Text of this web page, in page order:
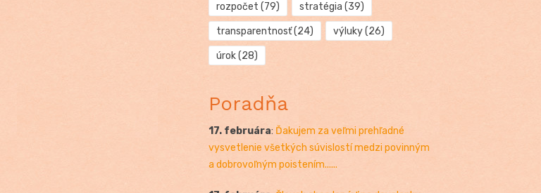
rozpočet (79) stratégia (39)
transparentnosť(24) výluky(26)
úrok(28)
Poradňa
17. februára: Ďakujem za veľmi prehľadné
vysvetlenie všetkých súvislostí medzi povinným
a dobrovoľným poistením......